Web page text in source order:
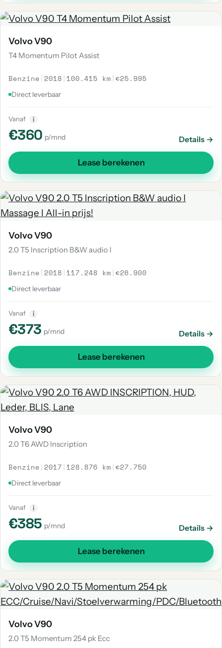
Volvo V90
T4 Momentum Pilot Assist
Benzine | 2018 | 100.415 km |€25.995
Direct leverbaar
Vanaf i
€360 p/mnd Details →
Lease berekenen
Volvo V90
2.0 T5 Inscription B&W audio I
Benzine | 2018 | 117.248 km |€26.900
Direct leverbaar
Vanaf i
€373 p/mnd Details →
Lease berekenen
Volvo V90
2.0 T6 AWD Inscription
Benzine | 2017 | 128.876 km |€27.750
Direct leverbaar
Vanaf i
€385 p/mnd Details →
Lease berekenen
Volvo V90
2.0 T5 Momentum 254 pk Ecc